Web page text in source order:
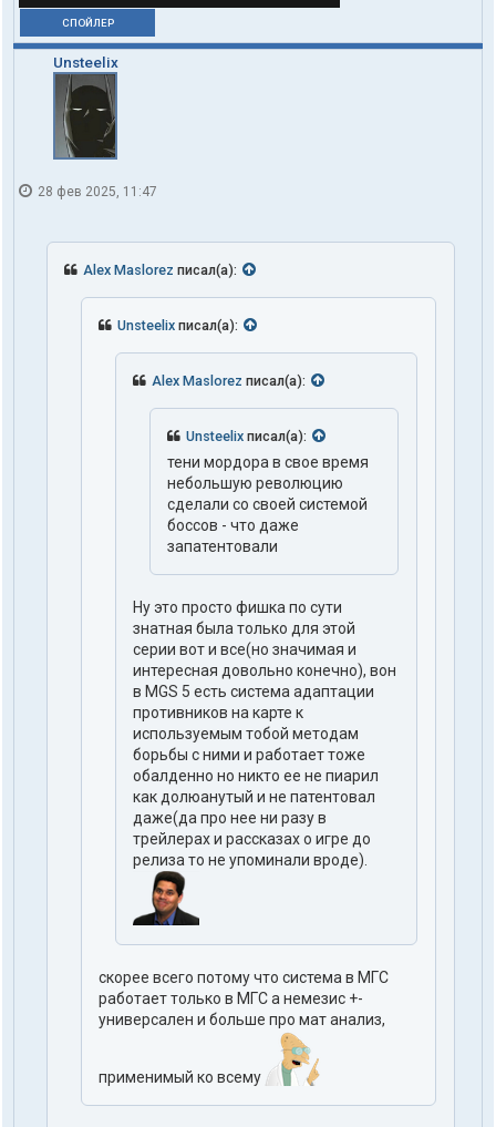
СПОЙЛЕР
Unsteelix
28 фев 2025, 11:47
Alex Maslorez писал(а):
Unsteelix писал(а):
Alex Maslorez писал(а):
Unsteelix писал(а):
тени мордора в свое время
небольшую революцию
сделали со своей системой
боссов - что даже
запатентовали
Ну это просто фишка по сути
знатная была только для этой
серии вот и все(но значимая и
интересная довольно конечно), вон
в MGS 5 есть система адаптации
противников на карте к
используемым тобой методам
борьбы с ними и работает тоже
обалденно но никто ее не пиарил
как долюанутый и не патентовал
даже(да про нее ни разу в
трейлерах и рассказах о игре до
релиза то не упоминали вроде).
скорее всего потому что система в МГС
работает только в МГС а немезис +-
универсален и больше про мат анализ,
применимый ко всему